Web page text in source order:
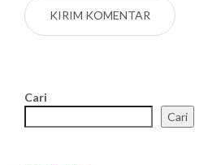
Cari
Cari